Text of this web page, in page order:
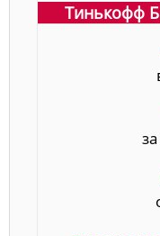
Тинькофф